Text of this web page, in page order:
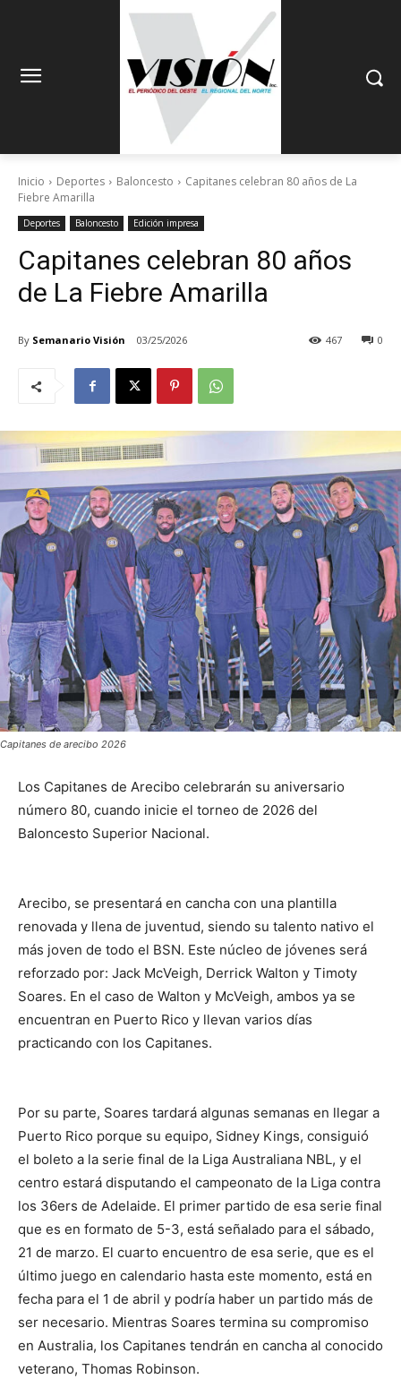
Inicio Deportes Baloncesto
Capitanes celebran 80 años de La
Fiebre Amarilla
Deportes Baloncesto Edición impresa
Capitanes celebran 80 años
de La Fiebre Amarilla
By Semanario Visión 03/25/2026 0
467
Capitanes de arecibo 2026
Los Capitanes de Arecibo celebrarán su aniversario
número 80, cuando inicie el torneo de 2026 del
Baloncesto Superior Nacional.
Arecibo, se presentará en cancha con una plantilla
renovada y llena de juventud, siendo su talento nativo el
más joven de todo el BSN. Este núcleo de jóvenes será
reforzado por: Jack McVeigh, Derrick Walton y Timoty
Soares. En el caso de Walton y McVeigh, ambos ya se
encuentran en Puerto Rico y llevan varios días
practicando con los Capitanes.
Por su parte, Soares tardará algunas semanas en llegar a
Puerto Rico porque su equipo, Sidney Kings, consiguió
el boleto a la serie final de la Liga Australiana NBL, y el
centro estará disputando el campeonato de la Liga contra
los 36ers de Adelaide. El primer partido de esa serie final
que es en formato de 5-3, está señalado para el sábado,
21 de marzo. El cuarto encuentro de esa serie, que es el
último juego en calendario hasta este momento, está en
fecha para el 1 de abril y podría haber un partido más de
ser necesario. Mientras Soares termina su compromiso
en Australia, los Capitanes tendrán en cancha al conocido
veterano, Thomas Robinson.